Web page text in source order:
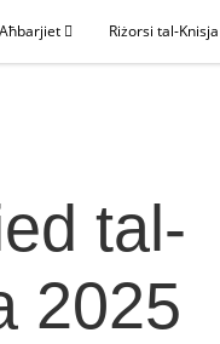
Aħbarjiet Riżorsi tal-Knisja
tal-
2025